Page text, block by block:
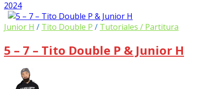
2024
Junior H / Tito Double P / Tutoriales / Partitura
5 – 7 – Tito Double P & Junior H